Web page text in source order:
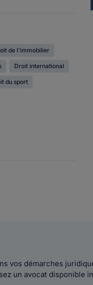
de l'immobilier
Droit international
du sport
vos démarches
un avocat disponible